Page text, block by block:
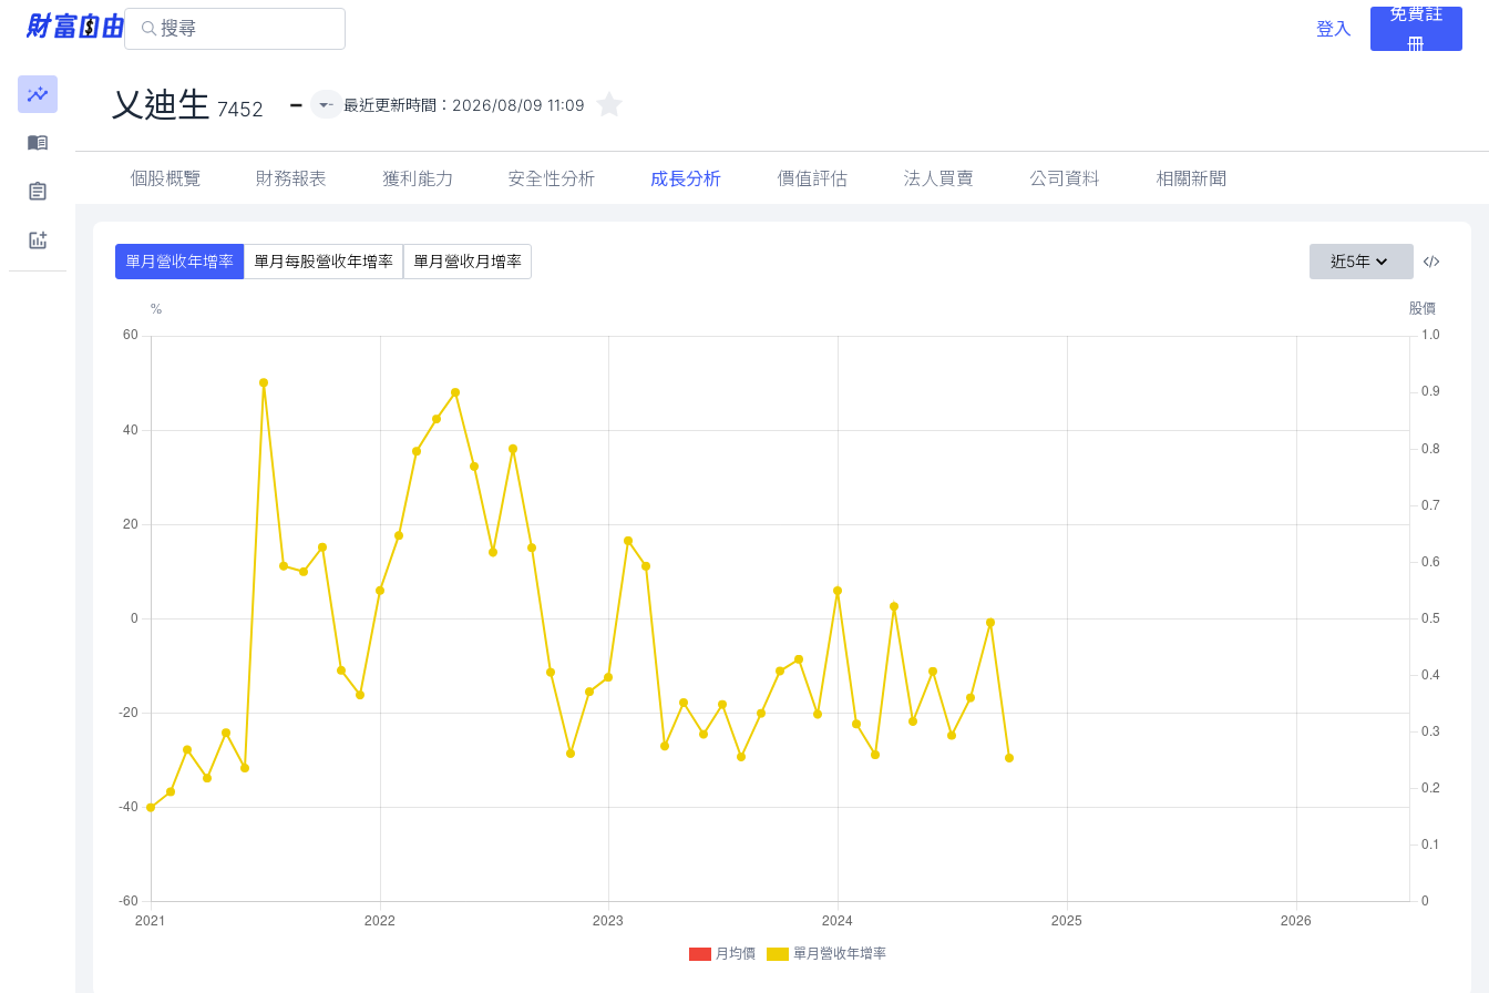
登入
免費註
冊
乂迪生 7452 - - 最近更新時間： 2026/08/09 11:09
個股概覽 財務報表 獲利能力 安全性分析 成長分析 價值評估 法人買賣 公司資料 相關新聞
單月營收年增率 單月每股營收年增率 單月營收月增率 近5年
月均價 單月營收年增率